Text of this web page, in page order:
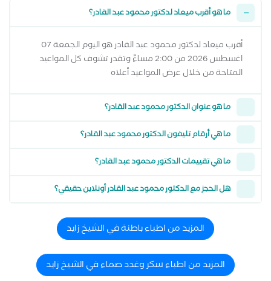
ما هو أقرب ميعاد لدكتور محمود عبد القادر؟
أقرب ميعاد لدكتور محمود عبد القادر هو اليوم الجمعة 07
اغسطس 2026 من 2:00 مساءً وتقدر تشوف كل المواعيد
المتاحة من خلال عرض المواعيد أعلاه
ما هو عنوان الدكتور محمود عبد القادر؟
ما هي أرقام تليفون الدكتور محمود عبد القادر؟
ما هي تقييمات الدكتور محمود عبد القادر؟
هل الحجز مع الدكتور محمود عبد القادر أونلاين حقيقي؟
المزيد من اطباء باطنة في الشيخ زايد
المزيد من اطباء سكر وغدد صماء في الشيخ زايد